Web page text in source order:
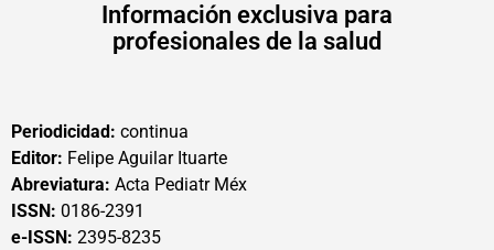
Información exclusiva para
profesionales de la salud
Periodicidad: continua
Editor: Felipe Aguilar Ituarte
Abreviatura: Acta Pediatr Méx
ISSN: 0186-2391
e-ISSN: 2395-8235